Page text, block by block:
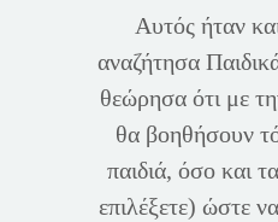
Αυτός ήταν
αναζήτησα
θεώρησα ότι με
θα βοηθήσουν
παιδιά, όσο και
επιλέξετε) ώστε